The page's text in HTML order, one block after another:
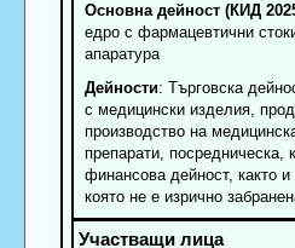
Основна дейност (КИД
едро с фармацевтични
апаратура
Дейности: Търговска
с медицински изделия,
производство на
препарати, посредническа,
финансова дейност, както и
която не е изрично